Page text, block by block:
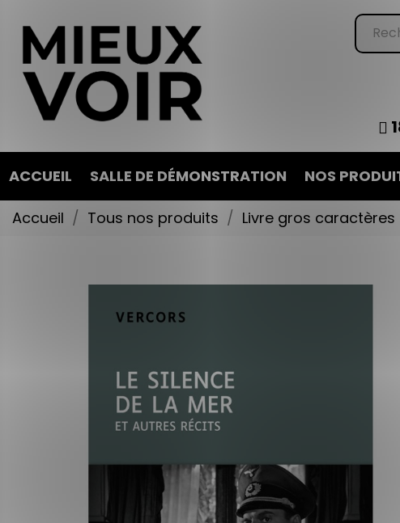
ACCUEIL SALLE DE DÉMONSTRATION NOS
Accueil Tous nos produits Livre gros caractères